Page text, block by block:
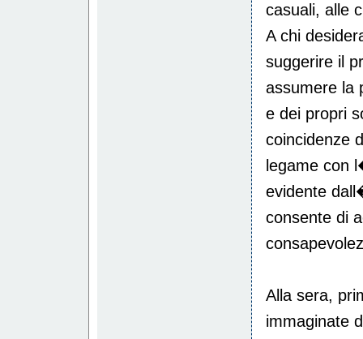
casuali, alle
A chi
suggerire il
assumere la
e dei propri
coincidenze
legame con
evidente
consente di
Alla sera,
immaginate